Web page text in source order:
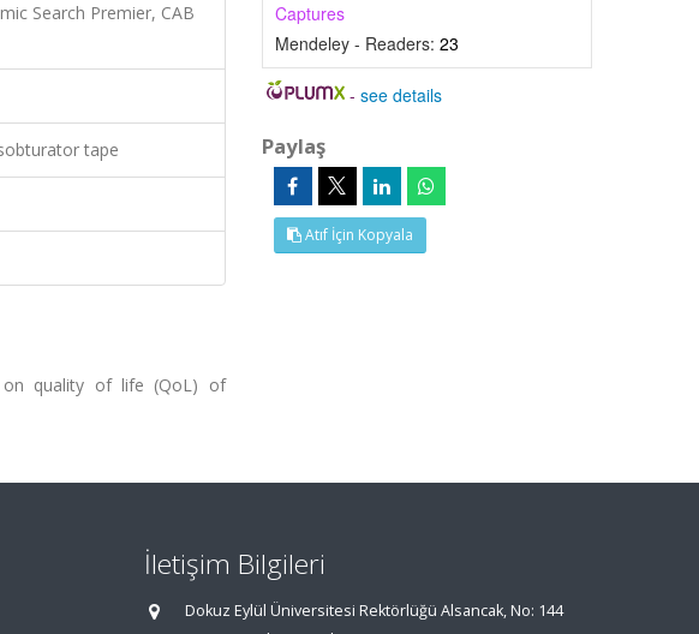
Search Premier, CAB
tape
on quality of life (QoL) of
Captures
Mendeley - Readers: 23
-see details
Paylaş
Atıf İçin Kopyala
İletişim Bilgileri
Dokuz Eylül Üniversitesi Rektörlüğü Alsancak, No: 144